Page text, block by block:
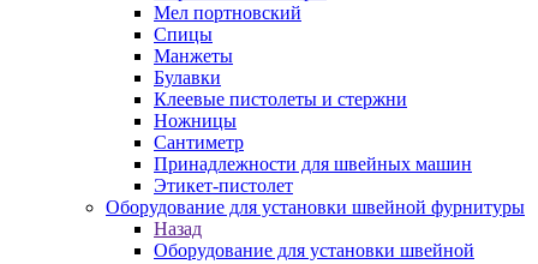
Мел портновский
Спицы
Манжеты
Булавки
Клеевые пистолеты и стержни
Ножницы
Сантиметр
Принадлежности для швейных машин
Этикет-пистолет
Оборудование для установки швейной фурнитуры
Назад
Оборудование для установки швейной